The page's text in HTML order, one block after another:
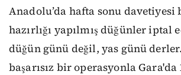
Anadolu’da hafta sonu davetiyesi
hazırlığı yapılmış düğünler iptal
düğün günü değil, yas günü
başarısız bir operasyonla Gara'da